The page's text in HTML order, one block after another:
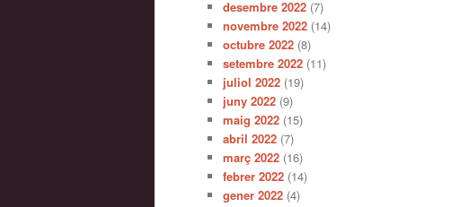
desembre 2022 (7)
novembre 2022 (14)
octubre 2022 (8)
setembre 2022 (11)
juliol 2022 (19)
juny 2022 (9)
maig 2022 (15)
abril 2022 (7)
març 2022 (16)
febrer 2022 (14)
gener 2022 (4)